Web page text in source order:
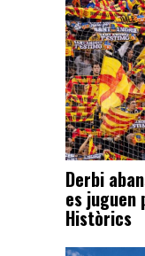
Derbi
es juguen
Històrics